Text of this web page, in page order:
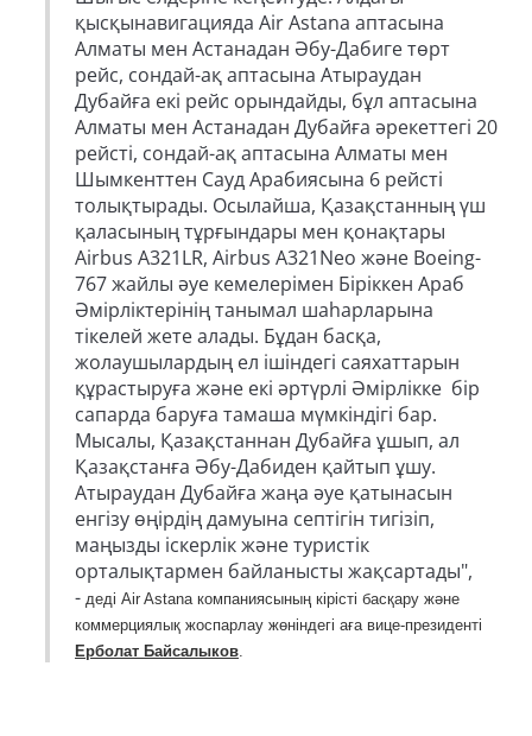
қысқынавигацияда Air Astana аптасына
Алматы мен Астанадан Әбу-Дабиге төрт
рейс, сондай-ақ аптасына Атыраудан
Дубайға екі рейс орындайды, бұл аптасына
Алматы мен Астанадан Дубайға әрекеттегі 20
рейсті, сондай-ақ аптасына Алматы мен
Шымкенттен Сауд Арабиясына 6 рейсті
толықтырады. Осылайша, Қазақстанның үш
қаласының тұрғындары мен қонақтары
Airbus A321LR, Airbus A321Neo және Boeing-
767 жайлы әуе кемелерімен Біріккен Араб
Әмірліктерінің танымал шаһарларына
тікелей жете алады. Бұдан басқа,
жолаушылардың ел ішіндегі саяхаттарын
құрастыруға және екі әртүрлі Әмірлікке бір
сапарда баруға тамаша мүмкіндігі бар.
Мысалы, Қазақстаннан Дубайға ұшып, ал
Қазақстанға Әбу-Дабиден қайтып ұшу.
Атыраудан Дубайға жаңа әуе қатынасын
енгізу өңірдің дамуына септігін тигізіп,
маңызды іскерлік және туристік
орталықтармен байланысты жақсартады",
- деді Air Astana компаниясының кірісті басқару және
коммерциялық жоспарлау жөніндегі аға вице-президенті
Ерболат Байсалыков